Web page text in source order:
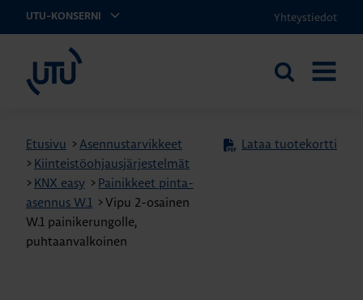
UTU-KONSERNI Yhteystiedot
Etsi
Etusivu >Asennustarvikkeet
> Kiinteistöohjausjärjestelmät
> KNX easy > Painikkeet pinta-
asennus W.1 >Vipu 2-osainen
W.1 painikerungolle,
puhtaanvalkoinen
Lataa tuotekortti